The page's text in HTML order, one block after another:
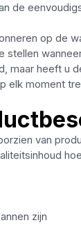
de
op de
stellen
maar heeft u
elk moment
van
zijn